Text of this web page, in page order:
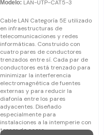
Modelo: LAN-UTP-CAT5-3
Cable LAN Categoría 5E utilizado
en infraestructuras de
telecomunicaciones y redes
informáticas. Construido con
cuatro pares de conductores
trenzados entre sí. Cada par de
conductores está trenzado para
minimizar la interferencia
electromagnética de fuentes
externas y para reducir la
diafonía entre los pares
adyacentes. Diseñado
especialmente para
instalaciones a la intemperie con
tensor de acero.